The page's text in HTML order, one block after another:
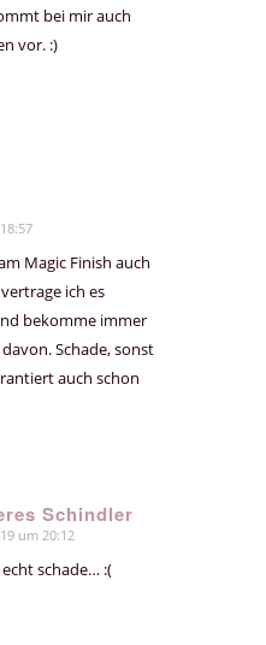
bei mir auch
vor. :)
Magic Finish auch
ich es
bekomme immer
Schade, sonst
auch schon
Schindler
um 20:12
schade… :(